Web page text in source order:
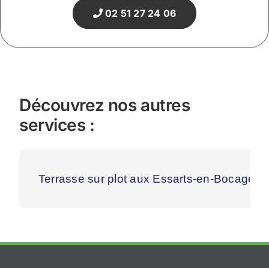
02 51 27 24 06
Découvrez nos autres
services :
Terrasse sur plot aux Essarts-en-Bocage